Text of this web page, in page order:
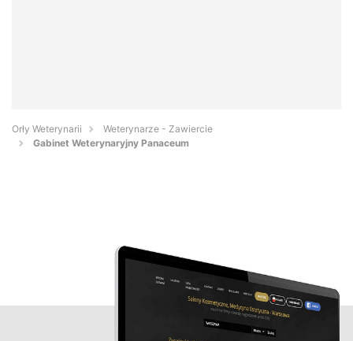
Orły Weterynarii
Weterynarze - Zawiercie
Gabinet Weterynaryjny Panaceum